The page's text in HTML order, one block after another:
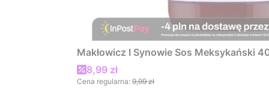
Makłowicz I Synowie Sos Meksykański
Cena promocyjna
8,99 zł
Cena regularna: 9,99 zł